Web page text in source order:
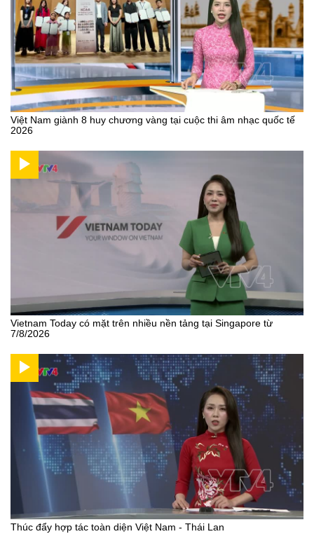
Việt Nam giành 8 huy chương vàng tại cuộc thi âm nhạc quốc tế
2026
Vietnam Today có mặt trên nhiều nền tảng tại Singapore từ
7/8/2026
Thúc đẩy hợp tác toàn diện Việt Nam - Thái Lan